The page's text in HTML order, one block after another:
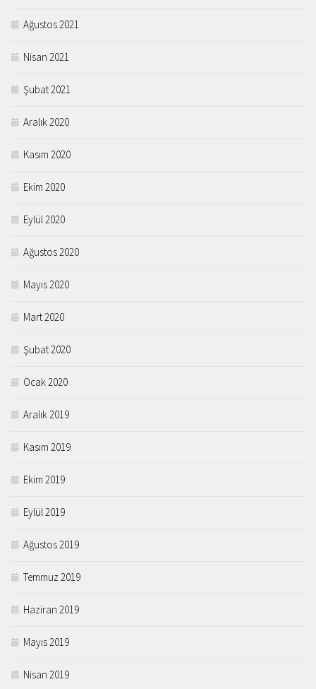
Ağustos 2021
Nisan 2021
Şubat 2021
Aralık 2020
Kasım 2020
Ekim 2020
Eylül 2020
Ağustos 2020
Mayıs 2020
Mart 2020
Şubat 2020
Ocak 2020
Aralık 2019
Kasım 2019
Ekim 2019
Eylül 2019
Ağustos 2019
Temmuz 2019
Haziran 2019
Mayıs 2019
Nisan 2019